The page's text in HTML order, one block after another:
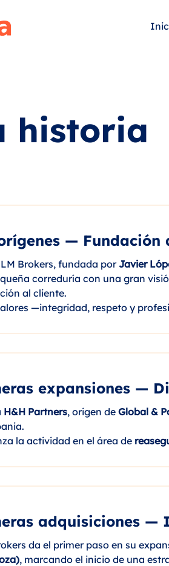
historia
— Fundación
Brokers, fundada por Javier
correduría con una gran
al cliente.
—integridad, respeto y
expansiones —
H&H Partners, origen de Global &
la actividad en el área de
adquisiciones —
da el primer paso en su
, marcando el inicio de una